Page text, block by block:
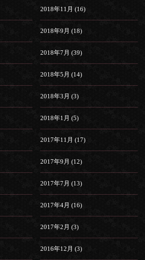
2018年11月 (16)
2018年9月 (18)
2018年7月 (39)
2018年5月 (14)
2018年3月 (3)
2018年1月 (5)
2017年11月 (17)
2017年9月 (12)
2017年7月 (13)
2017年4月 (16)
2017年2月 (3)
2016年12月 (3)